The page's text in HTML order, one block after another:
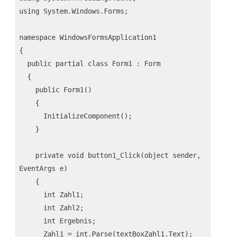
using System.Windows.Forms;
namespace WindowsFormsApplication1
{
EventArgs e)